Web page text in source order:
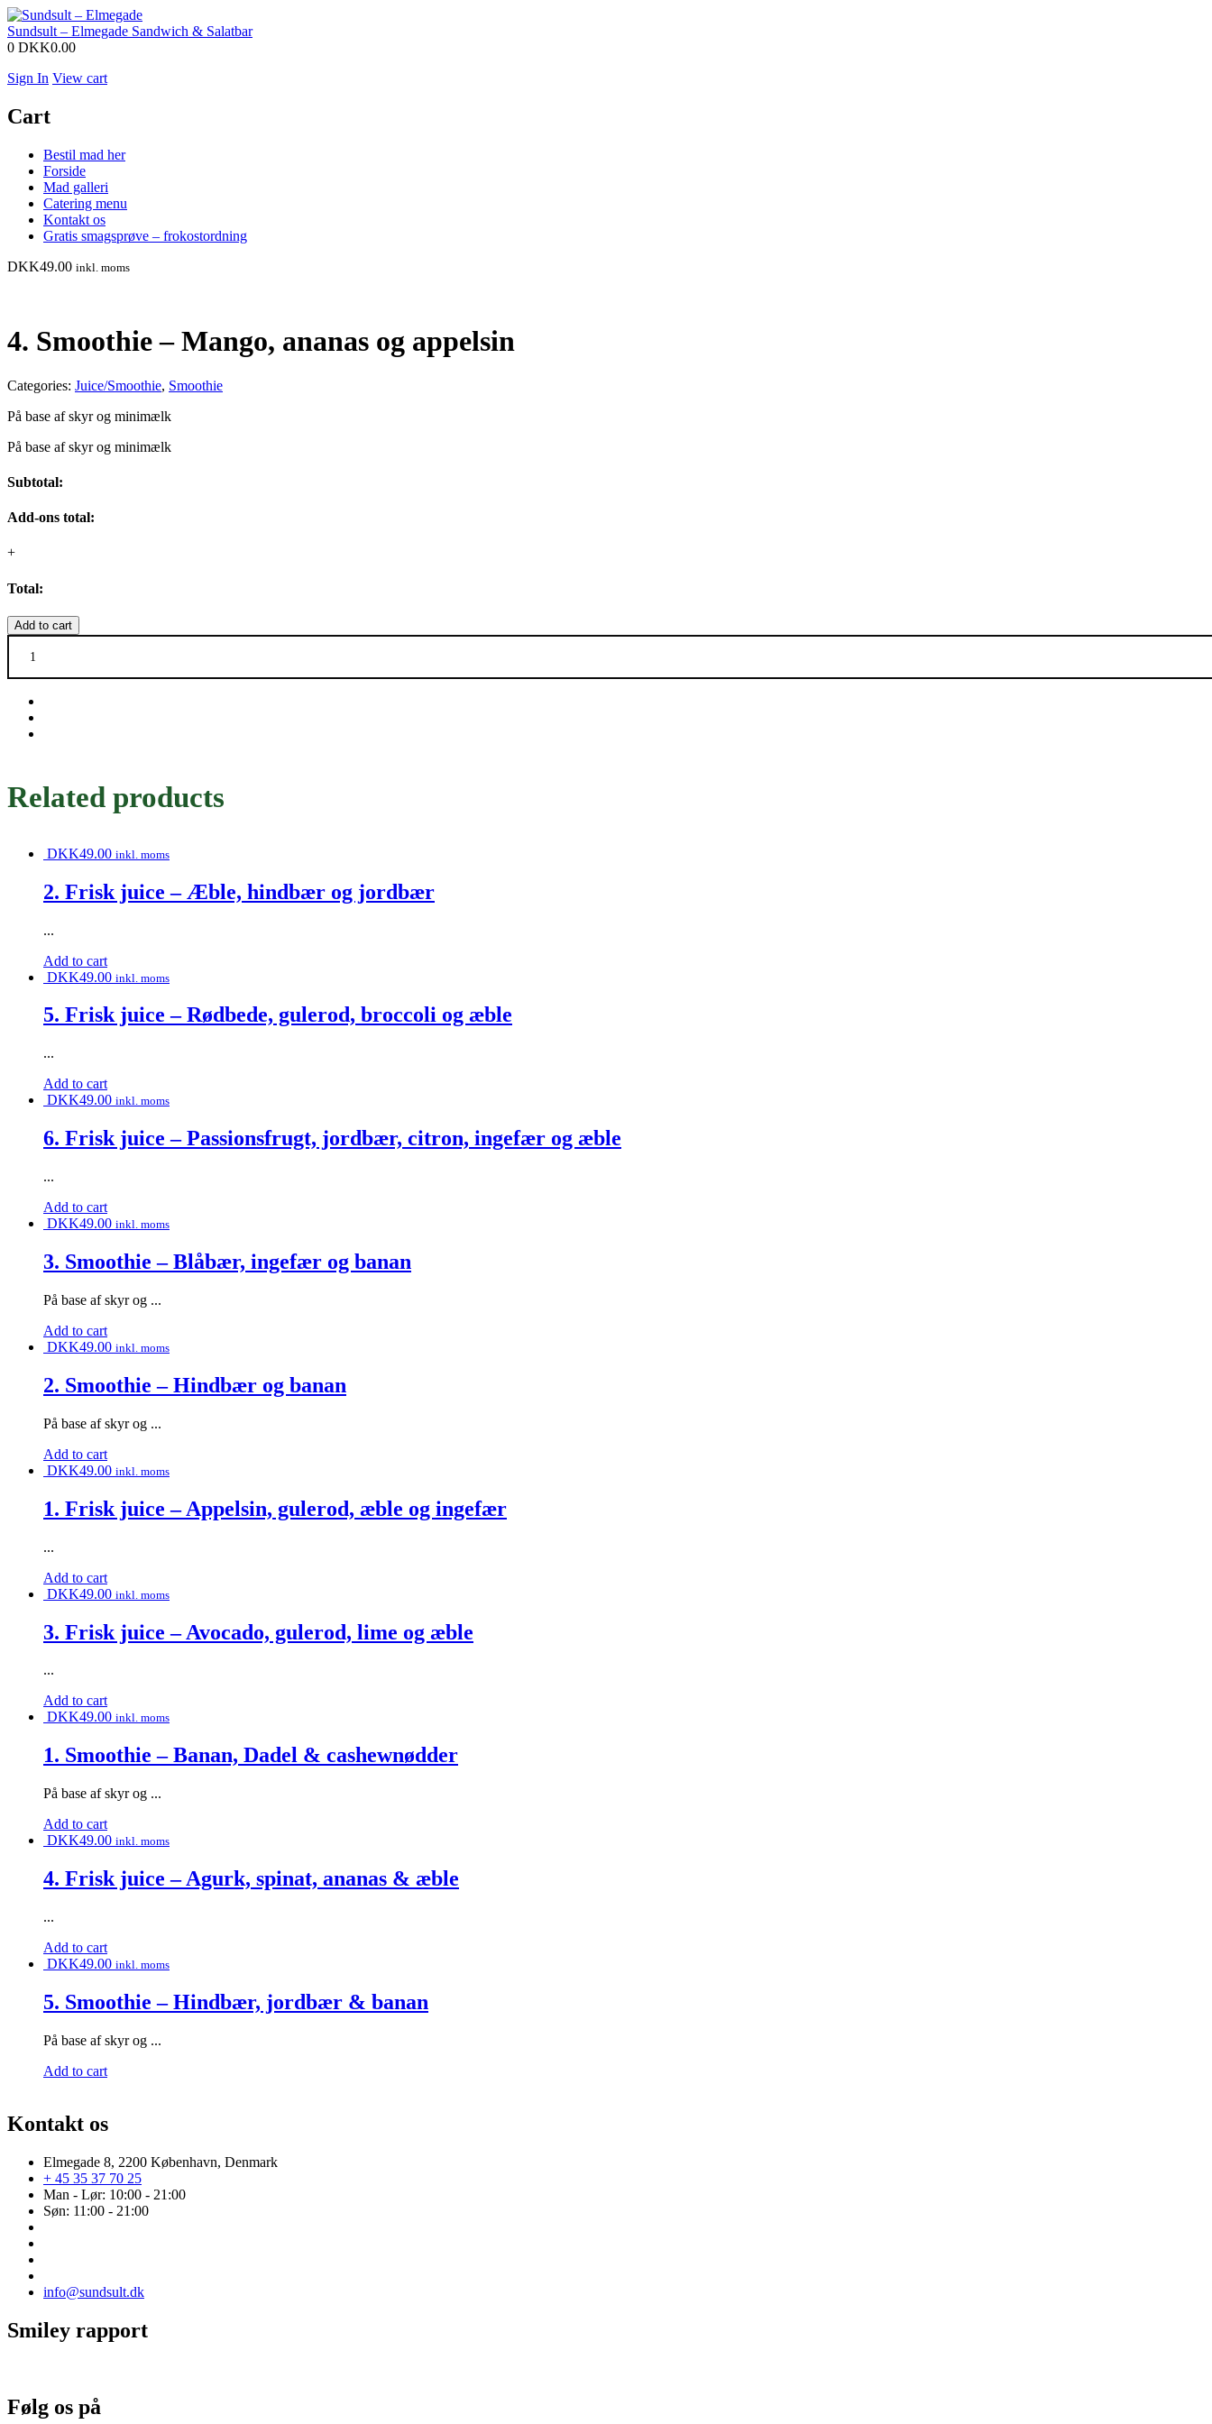
Sundsult – Elmegade Sandwich & Salatbar
0 DKK0.00
Sign In View cart
Cart
Bestil mad her
Forside
Mad galleri
Catering menu
Kontakt os
Gratis smagsprøve – frokostordning
DKK49.00 inkl. moms
4. Smoothie – Mango, ananas og appelsin
Categories: Juice/Smoothie, Smoothie
På base af skyr og minimælk
På base af skyr og minimælk
Subtotal:
Add-ons total:
+
Total:
Add to cart
4.
Smoothie
-
ananas
appelsin
Related products
DKK49.00 inkl. moms
2. Frisk juice – Æble, hindbær og jordbær
...
Add to cart
DKK49.00 inkl. moms
5. Frisk juice – Rødbede, gulerod, broccoli og æble
...
Add to cart
DKK49.00 inkl. moms
6. Frisk juice – Passionsfrugt, jordbær, citron, ingefær og æble
...
Add to cart
DKK49.00 inkl. moms
3. Smoothie – Blåbær, ingefær og banan
På base af skyr og ...
Add to cart
DKK49.00 inkl. moms
2. Smoothie – Hindbær og banan
På base af skyr og ...
Add to cart
DKK49.00 inkl. moms
1. Frisk juice – Appelsin, gulerod, æble og ingefær
...
Add to cart
DKK49.00 inkl. moms
3. Frisk juice – Avocado, gulerod, lime og æble
...
Add to cart
DKK49.00 inkl. moms
1. Smoothie – Banan, Dadel & cashewnødder
På base af skyr og ...
Add to cart
DKK49.00 inkl. moms
4. Frisk juice – Agurk, spinat, ananas & æble
...
Add to cart
DKK49.00 inkl. moms
5. Smoothie – Hindbær, jordbær & banan
På base af skyr og ...
Add to cart
Kontakt os
Elmegade 8, 2200 København, Denmark
+ 45 35 37 70 25
Man - Lør: 10:00 - 21:00
Søn: 11:00 - 21:00
info@sundsult.dk
Smiley rapport
Følg os på